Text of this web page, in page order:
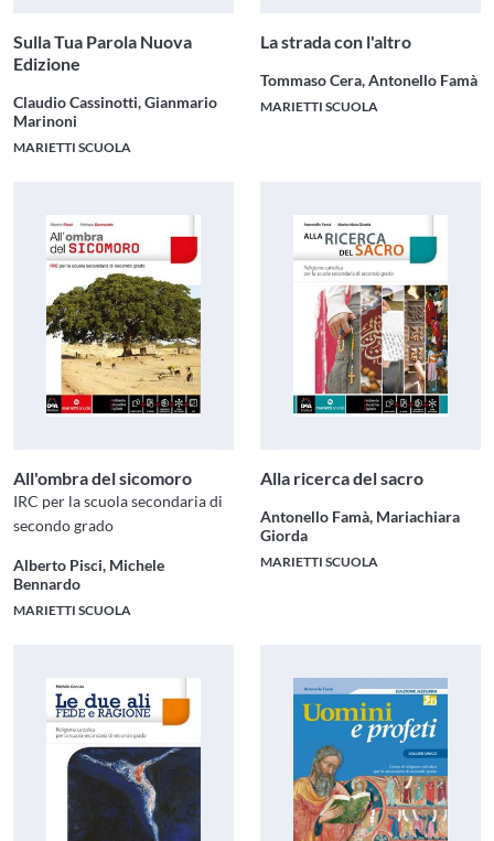
Sulla Tua Parola Nuova
Edizione
Claudio Cassinotti, Gianmario
Marinoni
MARIETTI SCUOLA
La strada con l'altro
Tommaso Cera, Antonello Famà
MARIETTI SCUOLA
All'ombra del sicomoro
IRC per la scuola secondaria di
secondo grado
Alberto Pisci, Michele
Bennardo
MARIETTI SCUOLA
Alla ricerca del sacro
Antonello Famà, Mariachiara
Giorda
MARIETTI SCUOLA